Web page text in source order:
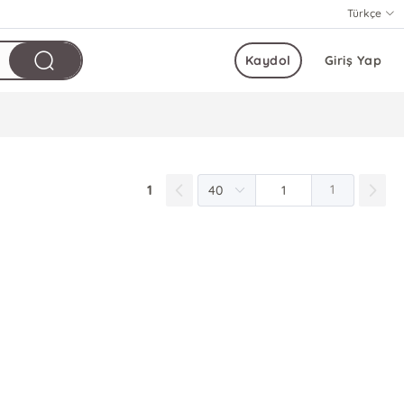
Türkçe
Giriş Yap
Kaydol
1 1